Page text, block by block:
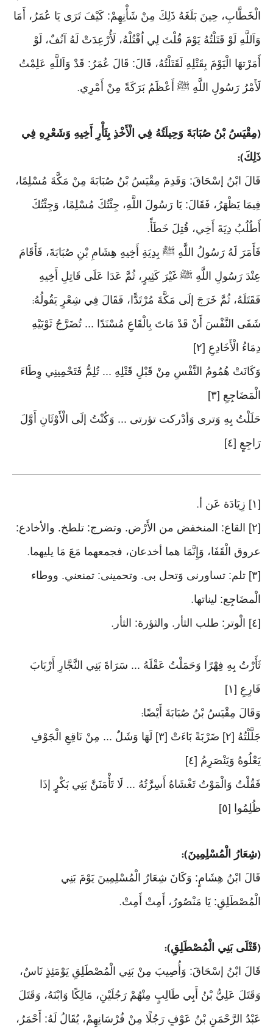
الْخَطَّابِ، حِينَ بَلَغَهُ ذَلِكَ مِنْ شَأْنِهِمْ: كَيْفَ تَرَى يَا عُمَرُ، أَمَا
وَاَللَّهِ لَوْ قَتَلْتُهُ يَوْمَ قُلْتَ لِي اُقْتُلْهُ، لَأُرْعِدَتْ لَهُ آنُفٌ، لَوْ
أَمَرْتهَا الْيَوْمَ بِقَتْلِهِ لَقَتَلْتُهُ، قَالَ: قَالَ عُمَرُ: قَدْ وَاَللَّهِ عَلِمْتُ
لَأَمْرُ رَسُولِ اللَّهِ ﷺ أَعْظَمُ بَرَكَةً مِنْ أَمْرِي.
(مِقْيَسُ بْنُ صُبَابَةَ وَحِيلَتُهُ فِي الْأَخْذِ بِثَأْرِ أَخِيهِ وَشَعْرِهِ فِي
ذَلِكَ):
قَالَ ابْنُ إسْحَاقَ: وَقَدِمَ مِقْيَسُ بْنُ صُبَابَةَ مِنْ مَكَّةَ مُسْلِمًا،
فِيمَا يَظْهَرُ، فَقَالَ: يَا رَسُولَ اللَّهِ، جِئْتُكَ مُسْلِمًا، وَجِئْتُكَ
أَطُلُبُ دِيَةَ أَخِي، قُتِلَ خَطَأً.
فَأَمَرَ لَهُ رَسُولُ اللَّهِ ﷺ بِدِيَةِ أَخِيهِ هِشَامِ بْنِ صُبَابَةَ، فَأَقَامَ
عِنْدَ رَسُولِ اللَّهِ ﷺ غَيْرَ كَثِيرٍ، ثُمَّ عَدَا عَلَى قَاتِلِ أَخِيهِ
فَقَتَلَهُ، ثُمَّ خَرَجَ إلَى مَكَّةَ مُرْتَدًّا، فَقَالَ فِي شِعْرٍ يَقُولُهُ:
شَفَى النَّفْسَ أَنْ قَدْ مَاتَ بِالْقَاعِ مُسْنَدًا ... تُضَرَّجُ ثَوْبَيْهِ
دِمَاءُ الْأَخَادِعِ [٢]
وَكَانَتْ هُمُومُ النَّفْسِ مِنْ قَبْلِ قَتْلِهِ ... تُلِمُّ فَتَحْمِينِي وِطَاءَ
الْمَضَاجِعِ [٣]
حَلَلْتُ بِهِ وَترى وَأدْركت تؤرتى ... وَكُنْتُ إلَى الْأَوْثَانِ أَوَّلَ
رَاجِعٍ [٤]
[١] زِيَادَة عَن أ .
[٢] القاع: المنخفض من الأَرْض. وتضرج: تلطخ. والأخادع:
عروق الْقَفَا، وَإِنَّمَا هما أخدعان، فجمعهما مَعَ مَا يليهما.
[٣] تلم: تساورنى وَتحل بى. وتحمينى: تمنعني. ووطاء
الْمضَاجِع: ليناتها.
[٤] الْوتر: طلب الثأر. والثؤرة: الثأر .
ثَأَرْتُ بِهِ فِهْرًا وَحَمَلْتُ عَقْلَهُ ... سَرَاةَ بَنِي النَّجَّارِ أَرْبَابَ
فَارِعِ [١]
وَقَالَ مِقْيَسُ بْنُ صُبَابَةَ أَيْضًا:
جَلَّلْتُهُ [٢] ضَرْبَةً بَاءَتْ [٣] لَهَا وَشَلٌ ... مِنْ نَاقِعِ الْجَوْفِ
يَعْلُوهُ وَيَنْصَرِمُ [٤]
فَقُلْتُ وَالْمَوْتُ تَغْشَاهُ أَسِرَّتُهُ ... لَا تَأْمَنَنَّ بَنِي بَكْرٍ إذَا
ظُلِمُوا [٥]
(شِعَارُ الْمُسْلِمِينَ):
قَالَ ابْنُ هِشَامٍ: وَكَانَ شِعَارُ الْمُسْلِمِينَ يَوْمَ بَنِي
الْمُصْطَلِقِ: يَا مَنْصُورُ، أَمِتْ أَمِتْ.
(قَتْلَى بَنِي الْمُصْطَلِقِ):
قَالَ ابْنُ إسْحَاقَ: وَأُصِيبَ مِنْ بَنِي الْمُصْطَلِقِ يَوْمَئِذٍ نَاسٌ،
وَقَتَلَ عَلِيُّ بْنُ أَبِي طَالِبٍ مِنْهُمْ رَجُلَيْنِ، مَالِكًا وَابْنَهُ، وَقَتَلَ
عَبْدُ الرَّحْمَنِ بْنُ عَوْفٍ رَجُلًا مِنْ فُرْسَانِهِمْ، يُقَالُ لَهُ: أَحْمَرُ،